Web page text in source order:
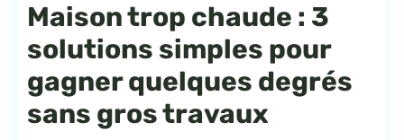
Maison trop chaude : 3
solutions simples pour
gagner quelques degrés
sans gros travaux